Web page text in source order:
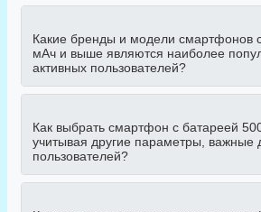
Какие бренды и модели смартфонов
мАч и выше являются наиболее
активных пользователей?
Как выбрать смартфон с батареей
учитывая другие параметры, важные
пользователей?